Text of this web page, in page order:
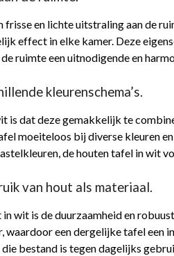
en lichte uitstraling aan de
effect in elke kamer. Deze
ruimte een uitnodigende en
kleurenschema’s.
is dat deze gemakkelijk te
moeiteloos bij diverse kleuren
de houten tafel in wit
van hout als materiaal.
wit is de duurzaamheid en
waardoor een dergelijke tafel
bestand is tegen dagelijks